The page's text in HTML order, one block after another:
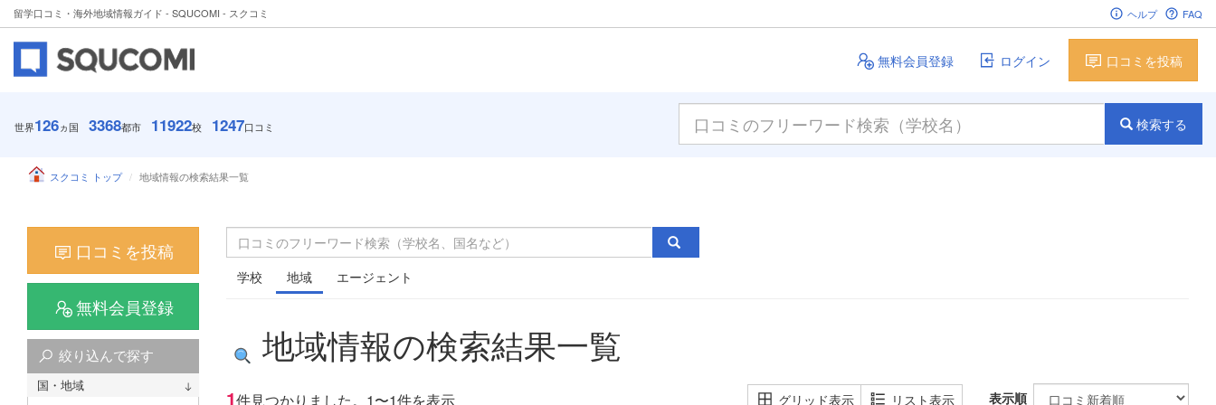
留学口コミ・海外地域情報ガイド - SQUCOMI - スクコミ ヘルプ FAQ
無料会員登録 ログイン 口コミを投稿
世界126ヵ国 3368都市 11922校 1247口コミ 検索する
スクコミ トップ 地域情報の検索結果一覧
口コミを投稿
無料会員登録
絞り込んで探す
国・地域
学校 地域 エージェント
地域情報の検索結果一覧
1件見つかりました。 1〜1件を表示 表示順
グリッド表示 リスト表示